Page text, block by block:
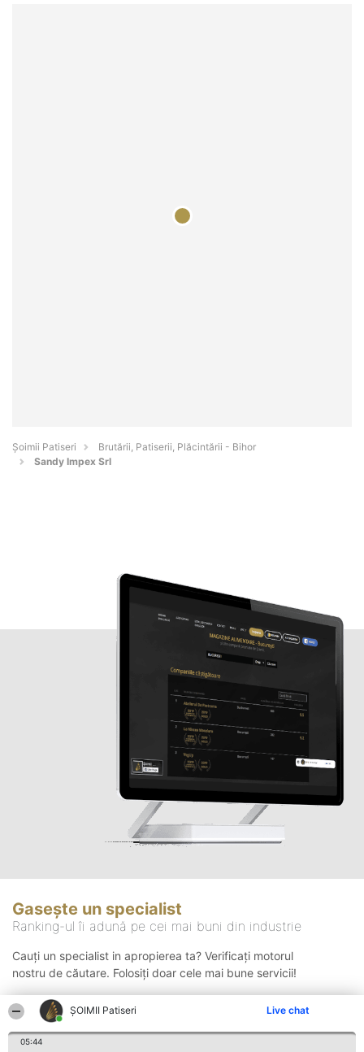
ȘOIMII Patiseri Live chat
05:44
Șoimii Patiseri
Brutării, Patiserii, Plăcintării - Bihor
Sandy Impex Srl
Gasește un specialist
Ranking-ul îi adună pe cei mai buni din industrie
Cauți un specialist in apropierea ta? Verificați motorul
nostru de căutare. Folosiți doar cele mai bune servicii!